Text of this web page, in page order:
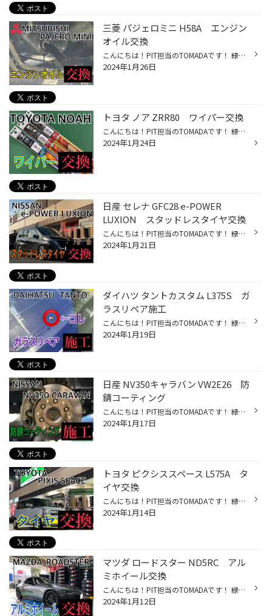
三菱 パジェロミニ H58A エンジン
オイル交換
こんにちは！PIT担当のTOMADAです！ 緑色の文字をタップすると、専用ページに移動出来ます。是非ポチッと押してみて下さい。 本日のご紹介は、三菱 パジェロミニ H58A エンジンオイル交換レポートです。 車検の際にご一緒に作業させていただきました！ ご来店ありがとうございます！ それでは早速レ...
2024年1月26日
トヨタ ノア ZRR80 ワイパー交換
こんにちは！PIT担当のTOMADAです！ 緑色の文字をタップすると、専用ページに移動出来ます。是非ポチッと押してみて下さい。 本日のご紹介は、トヨタ NOAH ZRR80 ワイパー交換レポートです。 こちらの車両は以前ご紹介しました。 ・トヨタ NOAH ZRR80 バッテリー交換 車両点検の際にワイパーが傷ん...
2024年1月24日
日産 セレナ GFC28 e-POWER
LUXION スタッドレスタイヤ交換
こんにちは！PIT担当のTOMADAです！ 緑色の文字をタップすると、専用ページに移動出来ます。是非ポチッと押してみて下さい。 本日のご紹介は、日産 セレナ GFC28 e-POWER LUXION（ルキシオン） スタッドレスタイヤ交換レポートです。 新車に乗り換えたからスタッドレスがほしい と、ご用命いただき...
2024年1月21日
ダイハツ タントカスタム L375S ガ
ラスリペア施工
こんにちは！PIT担当のTOMADAです！ 緑色の文字をタップすると、専用ページに移動出来ます。是非ポチッと押してみて下さい。 本日ご紹介は、ダイハツ タントカスタム L375S ガラスリペア施工レポートです。 こちらの車両は以前ご紹介しました。 ・ダイハツ タントカスタム L375S 純正HIDヘッドライ...
2024年1月19日
日産 NV350キャラバン VW2E26 防
錆コーティング
こんにちは！PIT担当のTOMADAです！ 緑色の文字をタップすると、専用ページに移動出来ます。是非ポチッと押してみて下さい。 本日のご紹介は、日産 NV350キャラバン VW2E26 防錆コーティング施工レポートです。 こちらの車両は以前ご紹介しました。 ・日産 NV350キャラバン VW2E26 スタッドレスタイ...
2024年1月17日
トヨタ ピクシススペース L575A タ
イヤ交換
こんにちは！PIT担当のTOMADAです！ 緑色の文字をタップすると、専用ページに移動出来ます。是非ポチッと押してみて下さい。 本日のご紹介は、トヨタ ピクシススペース L575A タイヤ交換レポートです。 遠出するから、タイヤ診てほしい。 とご用命いただきました！ ご使用されているタイヤを点検さ...
2024年1月14日
マツダ ロードスター ND5RC アル
ミホイール交換
こんにちは！PIT担当のTOMADAです！ 緑色の文字をタップすると、専用ページに移動出来ます。是非ポチッと押してみて下さい。 本日のご紹介は、マツダ ロードスター ND5RC アルミホイール交換レポートです。 アルミホイールの交換のご用命いただきました。 ご来店ありがとうございました！ Before マ...
2024年1月12日